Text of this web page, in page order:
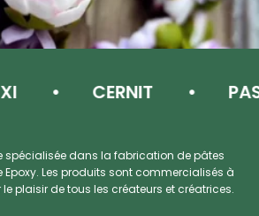
CERNIT PASTA
spécialisée dans la fabrication de pâtes
Epoxy. Les produits sont commercialisés à
plaisir de tous les créateurs et créatrices.